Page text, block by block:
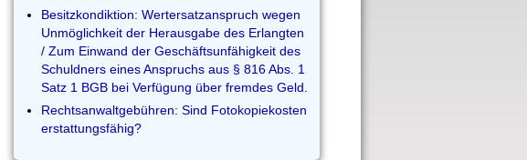
Besitzkondiktion: Wertersatzanspruch wegen
Unmöglichkeit der Herausgabe des Erlangten
/ Zum Einwand der Geschäftsunfähigkeit des
Schuldners eines Anspruchs aus § 816 Abs. 1
Satz 1 BGB bei Verfügung über fremdes Geld.
Rechtsanwaltgebühren: Sind Fotokopiekosten
erstattungsfähig?